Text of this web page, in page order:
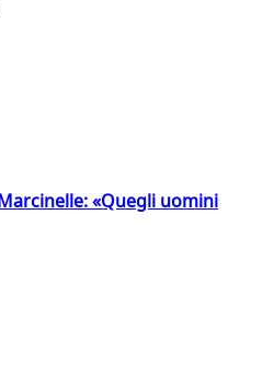
«Quegli uomini